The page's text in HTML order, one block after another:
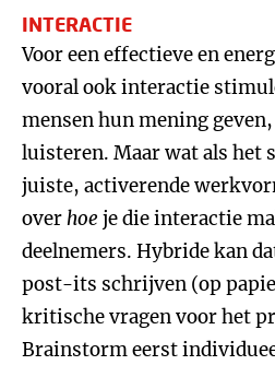
INTERACTIE
Voor een effectieve en
vooral ook interactie
mensen hun mening
luisteren. Maar wat als het
juiste, activerende
overhoe je die interactie
deelnemers. Hybride kan
post-its schrijven (op
kritische vragen voor het
Brainstorm eerst